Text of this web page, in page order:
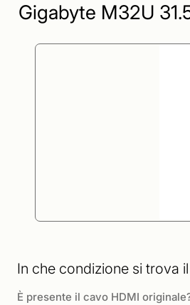
Gigabyte M32U
In che condizione si trova
È presente il cavo HDMI